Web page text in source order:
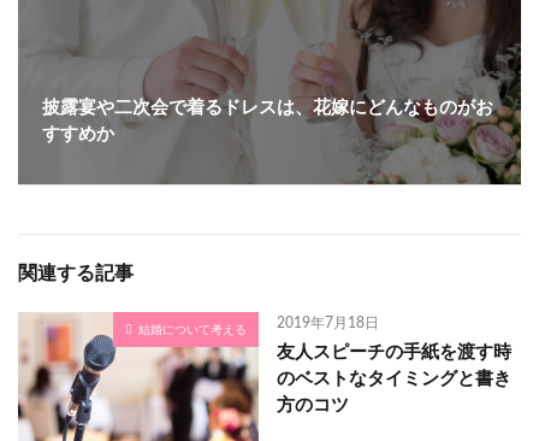
披露宴や二次会で着るドレスは、花嫁にどんなものがお
すすめか
関連する記事
結婚について考える 2019年7月18日
友人スピーチの手紙を渡す時
のベストなタイミングと書き
方のコツ